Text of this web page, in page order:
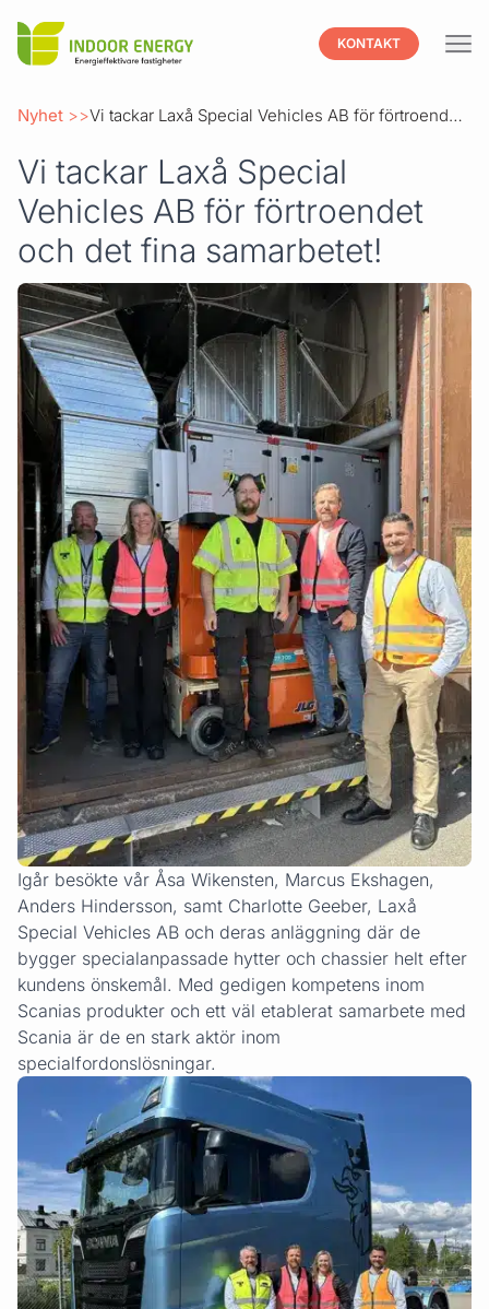
Indoor KONTAKT
Nyhet Vi tackar Laxå Special Vehicles AB för förtroendet och det fina samarbetet!
Vi tackar Laxå Special
Vehicles AB för förtroendet
och det fina samarbetet!
Igår besökte vår Åsa Wikensten, Marcus Ekshagen,
Anders Hindersson, samt Charlotte Geeber, Laxå
Special Vehicles AB och deras anläggning där de
bygger specialanpassade hytter och chassier helt efter
kundens önskemål. Med gedigen kompetens inom
Scanias produkter och ett väl etablerat samarbete med
Scania är de en stark aktör inom
specialfordonslösningar.